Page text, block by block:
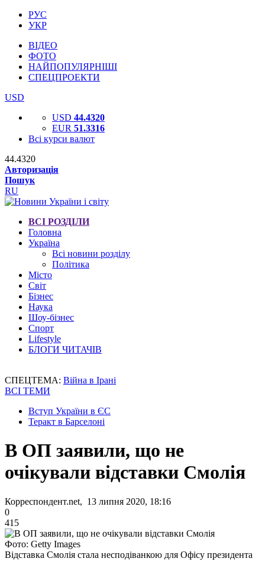
РУС
УКР
ВІДЕО
ФОТО
НАЙПОПУЛЯРНІШІ
СПЕЦПРОЕКТИ
USD
USD 44.4320
EUR 51.3316
Всі курси валют
44.4320
Авторизація
Пошук
RU
ВСІ РОЗДІЛИ
Головна
Україна
Всі новини розділу
Політика
Місто
Світ
Бізнес
Наука
Шоу-бізнес
Спорт
Lifestyle
БЛОГИ ЧИТАЧІВ
СПЕЦТЕМА: Війна в Ірані
ВСІ ТЕМИ
Вступ України в ЄС
Теракт в Барселоні
В ОП заявили, що не
очікували відставки Смолія
Корреспондент.net, 13 липня 2020, 18:16
0
415
Фото: Getty Images
Відставка Смолія стала несподіванкою для Офісу президента